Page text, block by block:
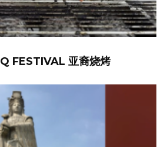
FESTIVAL 亚裔烧烤